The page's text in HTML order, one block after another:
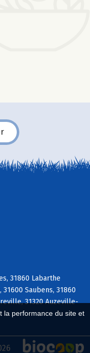
la performance du site et
31860 Labarthe
Saubens, 31860
31320 Auzeville-